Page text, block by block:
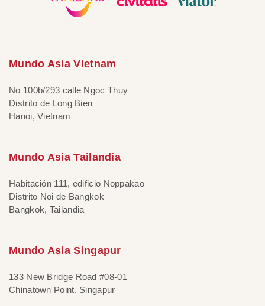
Mundo Asia Vietnam
No 100b/293 calle Ngoc Thuy
Distrito de Long Bien
Hanoi, Vietnam
Mundo Asia Tailandia
Habitación 111, edificio Noppakao
Distrito Noi de Bangkok
Bangkok, Tailandia
Mundo Asia Singapur
133 New Bridge Road #08-01
Chinatown Point, Singapur